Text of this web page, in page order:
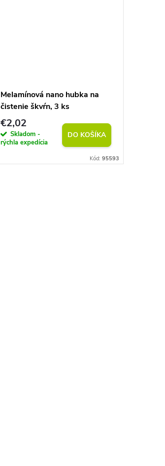
Melamínová nano hubka na
čistenie škvŕn, 3 ks
€2,02
Skladom -
rýchla expedícia
DO KOŠÍKA
Kód: 95593